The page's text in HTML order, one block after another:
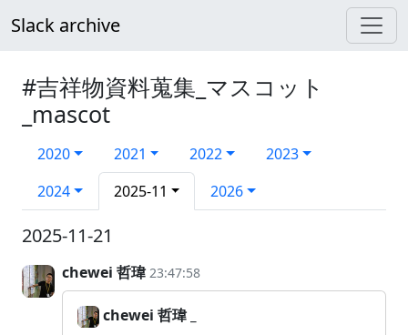
Slack archive
#吉祥物資料蒐集_マスコット
_mascot
2020 2021 2022
2023
2024
2025-11 2026
2025-11-21
chewei 哲瑋 23:47:58
chewei 哲瑋 _